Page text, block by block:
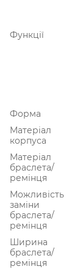
Функції
Форма
Матеріал
корпуса
Матеріал
браслета/
ремінця
Можливість
заміни
браслета/
ремінця
Ширина
браслета/
ремінця